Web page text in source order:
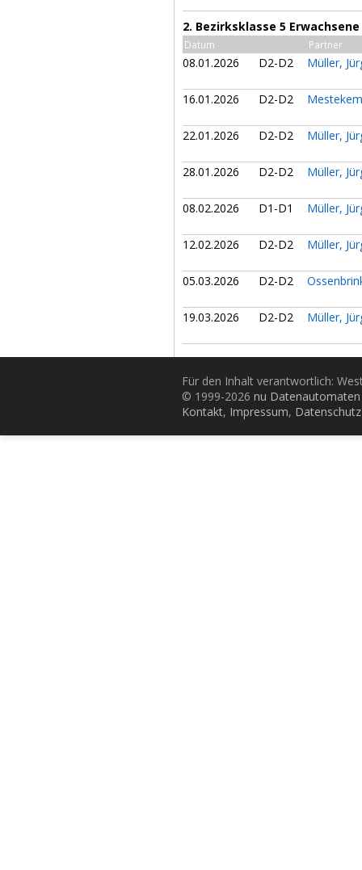
2. Bezirksklasse 5
Datum Partner
08.01.2026 D2-D2 Müller,
16.01.2026 D2-D2
22.01.2026 D2-D2 Müller,
28.01.2026 D2-D2 Müller,
08.02.2026 D1-D1 Müller,
12.02.2026 D2-D2 Müller,
05.03.2026 D2-D2
19.03.2026 D2-D2 Müller,
Für den Inhalt verantwortlich:
© 1999-2026 nu
Kontakt, Impressum, Datenschutz